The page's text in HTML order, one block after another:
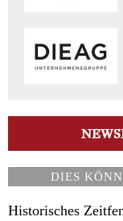
DIES
Historisches